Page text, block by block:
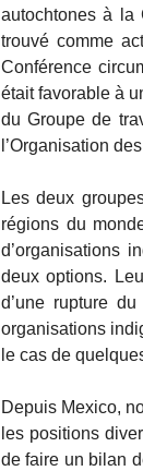
autochtones à la
trouvé comme
Conférence
était favorable à
du Groupe de
l’Organisation
Les deux
régions du
d’organisations
deux options.
d’une rupture
organisations
le cas de
Depuis Mexico,
les positions
de faire un bilan